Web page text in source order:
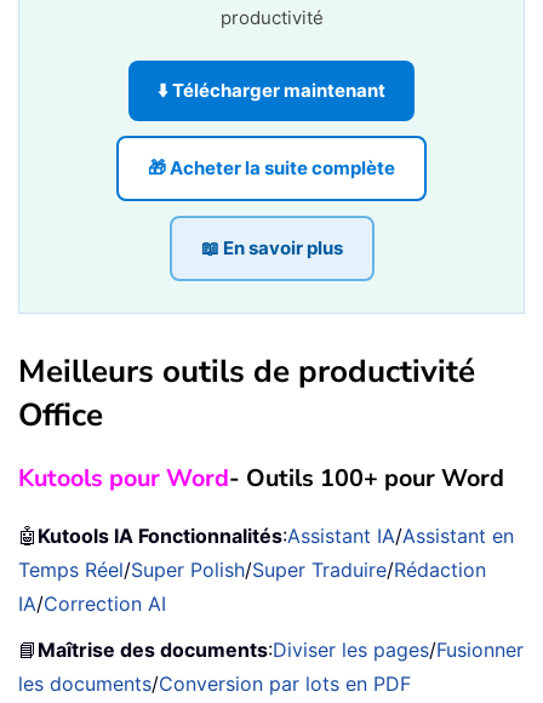
productivité
⬇️ Télécharger maintenant
🎁 Acheter la suite complète
📖 En savoir plus
Meilleurs outils de productivité
Office
Kutools pour Word- Outils 100+ pour Word
🤖 Kutools IA Fonctionnalités:Assistant IA/Assistant en
Temps Réel/Super Polish/Super Traduire/Rédaction
IA/Correction AI
📘 Maîtrise des documents:Diviser les pages/Fusionner
les documents/Conversion par lots en PDF